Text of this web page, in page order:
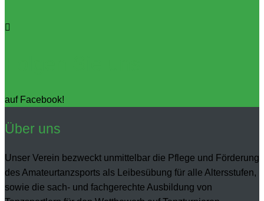
auf Facebook!
Über uns
Unser Verein bezweckt unmittelbar die Pflege und Förderung
des Amateurtanzsports als Leibesübung für alle Altersstufen,
sowie die sach- und fachgerechte Ausbildung von